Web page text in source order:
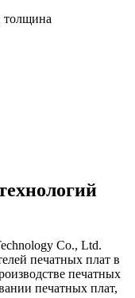
толщина
Co., Ltd.
печатных плат в
печатных
печатных плат,